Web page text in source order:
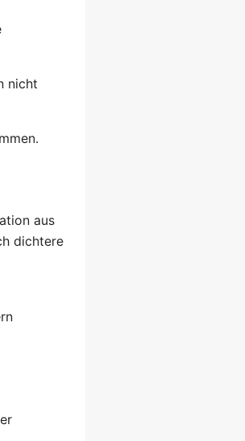
nicht
aus
dichtere